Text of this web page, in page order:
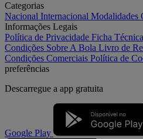
Categorias
Nacional Internacional Modalidades
Informações Legais
Política de Privacidade Ficha Técnica
Condições Sobre A Bola Livro de
Condições Comerciais Política de
preferências
Descarregue a app gratuita
Google Play